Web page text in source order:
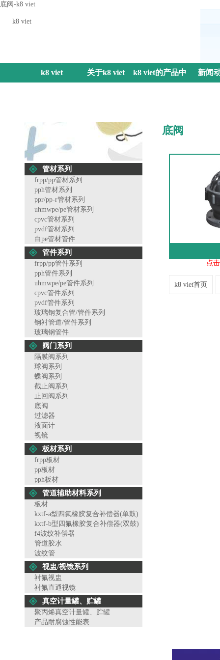
底阀-k8 viet
k8 viet
k8 viet 关于k8 viet k8 viet的产品中 新闻
管材系列
frpp/pp管材系列
pph管材系列
ppr/pp-r管材系列
uhmwpe/pe管材系列
cpvc管材系列
pvdf管材系列
白pe管材管件
管件系列
frpp/pp管件系列
pph管件系列
uhmwpe/pe管件系列
cpvc管件系列
pvdf管件系列
玻璃钢复合管/管件系列
钢衬管道/管件系列
玻璃钢管件
阀门系列
隔膜阀系列
球阀系列
蝶阀系列
截止阀系列
止回阀系列
底阀
过滤器
液面计
视镜
板材系列
frpp板材
pp板材
pph板材
管道辅助材料系列
板材
kxtf-a型四氟橡胶复合补偿器(单鼓)
kxtf-b型四氟橡胶复合补偿器(双鼓)
f4波纹补偿器
管道胶水
波纹管
视盅/视镜系列
衬氟视盅
衬氟直通视镜
真空计量罐、贮罐
聚丙烯真空计量罐、贮罐
产品耐腐蚀性能表
底阀
点
k8 viet首页